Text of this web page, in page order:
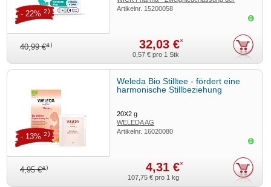
Procter & Gamble GmbH
Artikelnr. 15200058
40,99 €4) 32,03 €*
- 22% 2)
0,57 € pro 1 Stk
Weleda Bio Stilltee - fördert eine
harmonische Stillbeziehung
20X2g
WELEDA AG
Artikelnr. 16020080
4,95 €4) 4,31 €*
- 13% 2)
107,75 € pro 1 kg